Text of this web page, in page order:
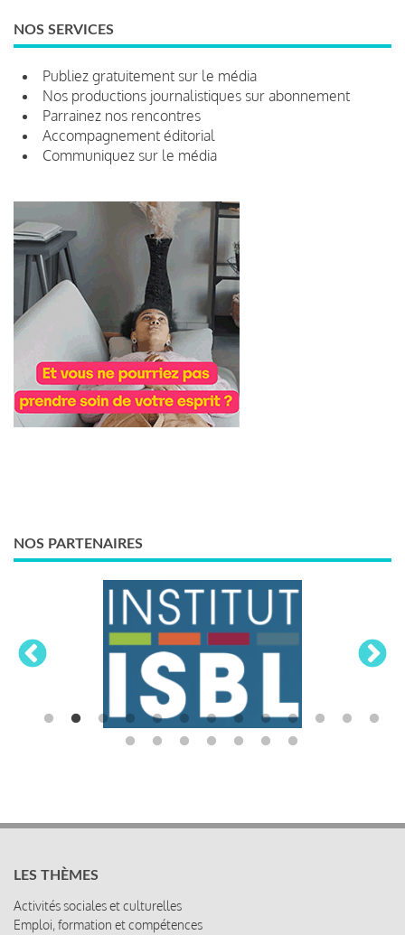
NOS SERVICES
Publiez gratuitement sur le média
Nos productions journalistiques sur abonnement
Parrainez nos rencontres
Accompagnement éditorial
Communiquez sur le média
NOS PARTENAIRES
Emploi, formation et compétences
Protection sociale
Relations sociales
Rémunération globale & partage de la performance
Santé au travail